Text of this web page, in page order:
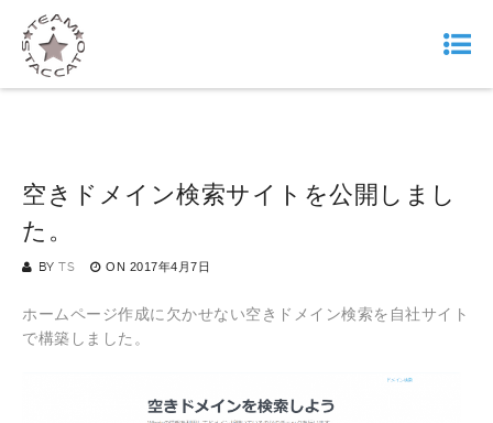
空きドメイン検索サイトを公開しまし
た。
BY TS ON 2017年4月7日
ホームページ作成に欠かせない空きドメイン検索を自社サイト
で構築しました。